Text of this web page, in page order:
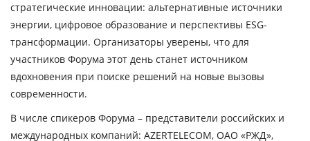
стратегические инновации: альтернативные источники
энергии, цифровое образование и перспективы ESG-
трансформации. Организаторы уверены, что для
участников Форума этот день станет источником
вдохновения при поиске решений на новые вызовы
современности.
В числе спикеров Форума – представители российских и
международных компаний: AZERTELECOM, ОАО «РЖД»,